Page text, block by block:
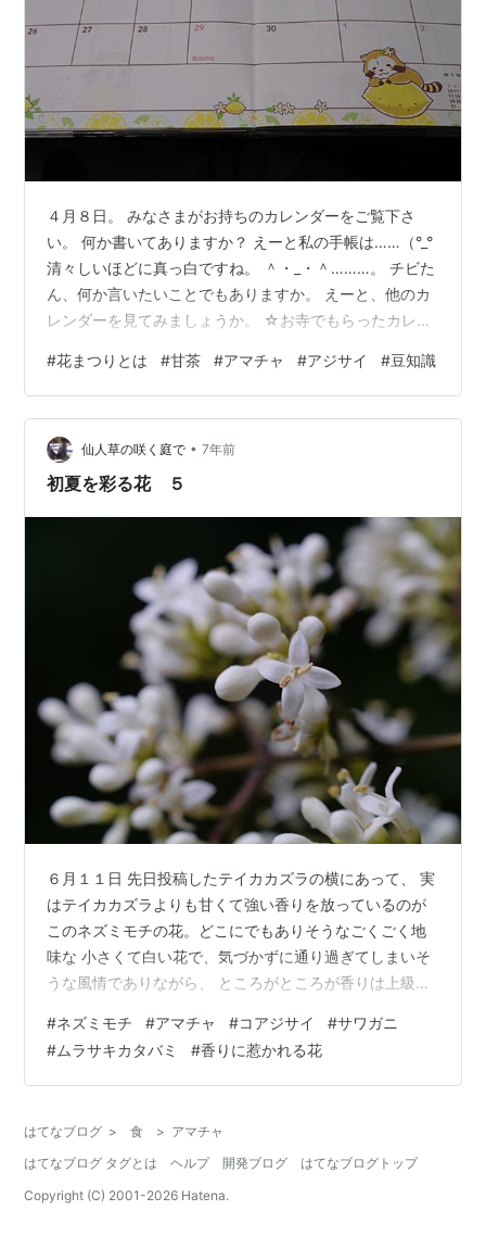
４月８日。 みなさまがお持ちのカレンダーをご覧下さ
い。 何か書いてありますか？ えーと私の手帳は……（°_°
清々しいほどに真っ白ですね。 ＾・_・＾………。 チビた
ん、何か言いたいことでもありますか。 えーと、他のカ
レンダーを見てみましょうか。 ☆お寺でもらったカレン
え）・花まつり。 ４月８日は、 お釈迦さまの誕生日で
す。 ▇ お釈迦さまの誕生 ＊今から２５００年ほど前。
＊シャカ族の王様のお妃、マーヤーさんの夢に白い象が
現れた。 ＊白い蓮の花を鼻に持った象は、マーヤーさん
の右脇に入った。 ＊マーヤーさん、ご懐妊。 ＊ルンビニ
#花まつりとは #甘茶 #アマチャ #アジサイ #豆知識
仙人草の咲く庭で • 7年前
初夏を彩る花 ５
６月１１日 先日投稿したテイカカズラの横にあって、 実
はテイカカズラよりも甘くて強い香りを放っているのが
このネズミモチの花。どこにでもありそうなごくごく地
味な 小さくて白い花で、気づかずに通り過ぎてしまいそ
うな風情でありながら、 ところがところが香りは上級！
とにかく通り過ぎる時の芳香といい、実際に花に近づい
て匂いを嗅ぐ、 というより吸い込むと、思わず頭が香り
とともにスパイラルを描きながら 上っていく感じ・・・
月上旬頃にどこかの家の側を 通りかかって、濃密な甘い
香りに包まれたらネズミモチか…
#ネズミモチ #アマチャ #コアジサイ #サワガニ
#ムラサキカタバミ #香りに惹かれる花
はてなブログ > 食 > アマチャ
はてなブログ タグとは
ヘルプ 開発ブログ
はてなブログトップ
Copyright (C) 2001-2026 Hatena.